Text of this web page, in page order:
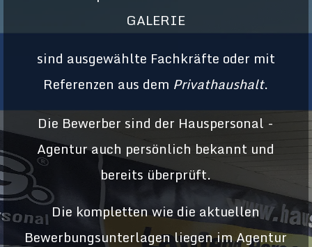
GALERIE
sind ausgewählte Fachkräfte oder mit
Referenzen aus dem Privathaushalt.
Die Bewerber sind der Hauspersonal -
Agentur auch persönlich bekannt und
bereits überprüft.
Die kompletten wie die aktuellen
Bewerbungsunterlagen liegen im Agentur